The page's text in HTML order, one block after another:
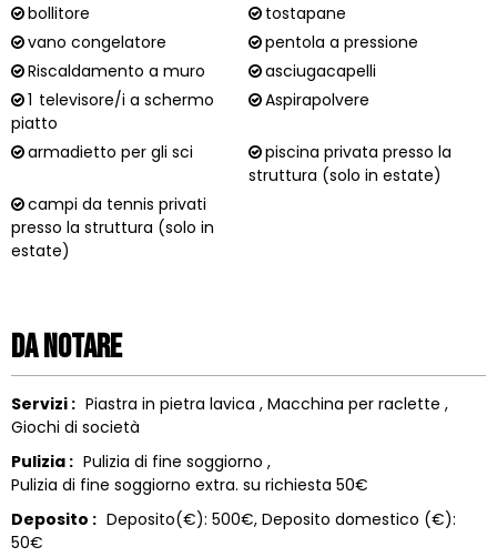
bollitore
tostapane
vano congelatore
pentola a pressione
Riscaldamento a muro
asciugacapelli
1 televisore/i a schermo
piatto
Aspirapolvere
armadietto per gli sci
piscina privata presso la
struttura (solo in estate)
campi da tennis privati
presso la struttura (solo in
estate)
Da notare
Servizi : Piastra in pietra lavica Macchina per raclette
Giochi di società
Pulizia : Pulizia di fine soggiorno
Pulizia di fine soggiorno extra. su richiesta 50€
Deposito : Deposito(€): 500€ Deposito domestico (€):
50€